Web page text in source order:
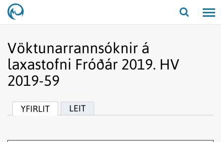
Opna/
Vöktunarrannsóknir á
laxastofni Fróðár 2019. HV
2019-59
YFIRLIT LEIT